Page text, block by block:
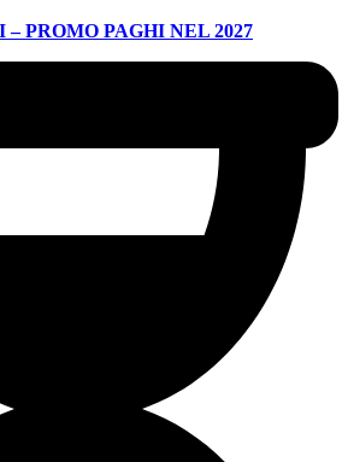
– PROMO PAGHI NEL 2027